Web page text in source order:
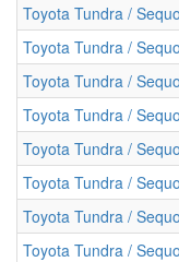
Toyota Tundra /
Toyota Tundra /
Toyota Tundra /
Toyota Tundra /
Toyota Tundra /
Toyota Tundra /
Toyota Tundra /
Toyota Tundra /